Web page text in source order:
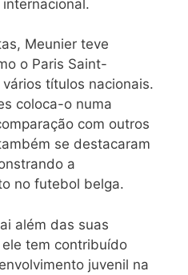
Meunier teve
o Paris Saint-
títulos nacionais.
coloca-o numa
com outros
se destacaram
a
no futebol belga.
além das suas
tem contribuído
juvenil na